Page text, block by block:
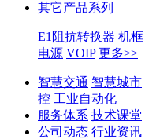
其它产品系列
E1阻抗转换器 机框
电源 VOIP 更多>>
智慧交通 智慧城市
控 工业自动化
服务体系 技术课堂
公司动态 行业资讯